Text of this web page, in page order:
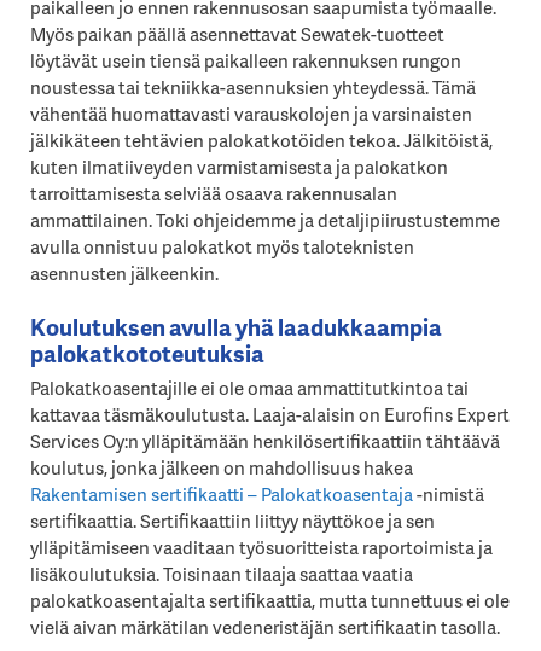
paikalleen jo ennen rakennusosan saapumista työmaalle.
Myös paikan päällä asennettavat Sewatek-tuotteet
löytävät usein tiensä paikalleen rakennuksen rungon
noustessa tai tekniikka-asennuksien yhteydessä. Tämä
vähentää huomattavasti varauskolojen ja varsinaisten
jälkikäteen tehtävien palokatkotöiden tekoa. Jälkitöistä,
kuten ilmatiiveyden varmistamisesta ja palokatkon
tarroittamisesta selviää osaava rakennusalan
ammattilainen. Toki ohjeidemme ja detaljipiirustustemme
avulla onnistuu palokatkot myös taloteknisten
asennusten jälkeenkin.
Koulutuksen avulla yhä laadukkaampia
palokatkototeutuksia
Palokatkoasentajille ei ole omaa ammattitutkintoa tai
kattavaa täsmäkoulutusta. Laaja-alaisin on Eurofins Expert
Services Oy:n ylläpitämään henkilösertifikaattiin tähtäävä
koulutus, jonka jälkeen on mahdollisuus hakea
Rakentamisen sertifikaatti – Palokatkoasentaja-nimistä
sertifikaattia. Sertifikaattiin liittyy näyttökoe ja sen
ylläpitämiseen vaaditaan työsuoritteista raportoimista ja
lisäkoulutuksia. Toisinaan tilaaja saattaa vaatia
palokatkoasentajalta sertifikaattia, mutta tunnettuus ei ole
vielä aivan märkätilan vedeneristäjän sertifikaatin tasolla.